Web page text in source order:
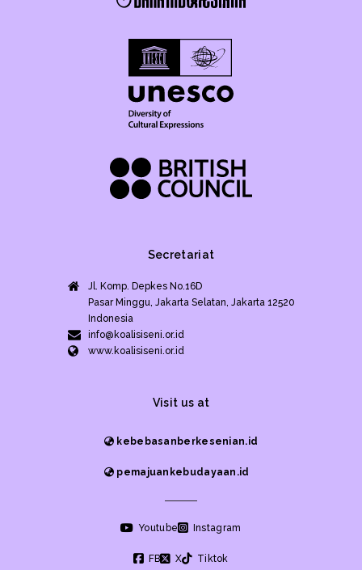
Secretariat
Jl. Komp. Depkes No.16D
Pasar Minggu, Jakarta Selatan, Jakarta 12520
Indonesia
info@koalisiseni.or.id
www.koalisiseni.or.id
Visit us at
kebebasanberkesenian.id
pemajuankebudayaan.id
Youtube Instagram
FB X Tiktok